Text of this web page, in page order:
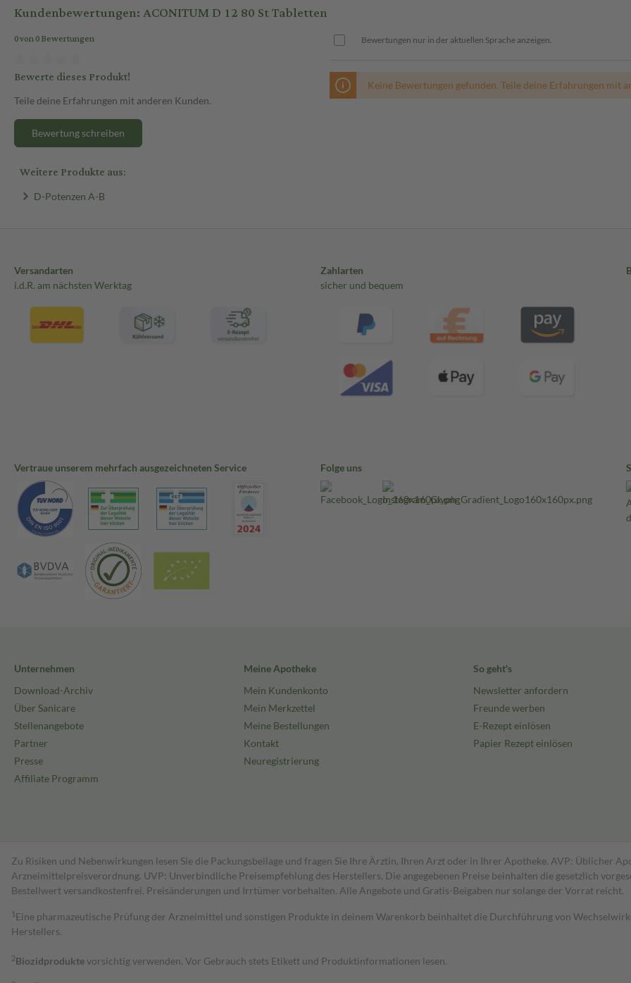
Kundenbewertungen: ACONITUM D 12 80 St Tabletten
0 von 0 Bewertungen
Bewerte dieses Produkt!
Teile deine Erfahrungen mit anderen Kunden.
Bewertung schreiben
Bewertungen nur in der aktuellen Sprache anzeigen.
Keine Bewertungen gefunden. Teile deine Erfahrungen mit
Weitere Produkte aus:
D-Potenzen A-B
Versandarten
i.d.R. am nächsten Werktag
Zahlarten
sicher und bequem
Vertraue unserem mehrfach ausgezeichneten Service Folge uns
Unternehmen
Download-Archiv
Über Sanicare
Stellenangebote
Partner
Presse
Affiliate Programm
Meine Apotheke
Mein Kundenkonto
Mein Merkzettel
Meine Bestellungen
Kontakt
Neuregistrierung
So geht's
Newsletter anfordern
Freunde werben
E-Rezept einlösen
Papier Rezept einlösen
Zu Risiken und Nebenwirkungen lesen Sie die Packungsbeilage und fragen Sie Ihre Ärztin, Ihren Arzt oder in Ihrer Apotheke. AVP: Üblicher
Arzneimittelpreisverordnung. UVP: Unverbindliche Preisempfehlung des Herstellers. Die angegebenen Preise beinhalten die gesetzlich
Bestell­wert versand­kosten­frei. Preisänderungen und Irrtümer vorbehalten. Alle Angebote und Gratis-Beigaben nur solange der Vorrat reicht.
1 Eine pharmazeutische Prüfung der Arzneimittel und sonstigen Produkte in deinem Warenkorb beinhaltet die Durchführung von
Herstellers.
2Biozidproduktevorsichtig verwenden. Vor Gebrauch stets Etikett und Produktinformationen lesen.